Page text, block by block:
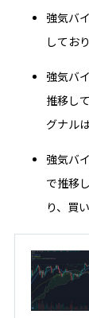
強気バ
してお
強気バ
推移し
グナル
強気バ
で推移
り、買